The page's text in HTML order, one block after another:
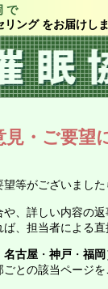
で
ング をお届けし
見・ご要望
等がございまし
、詳しい内容の
、担当者による
名古屋 ・ 神戸 ・ 福岡
との該当ページ